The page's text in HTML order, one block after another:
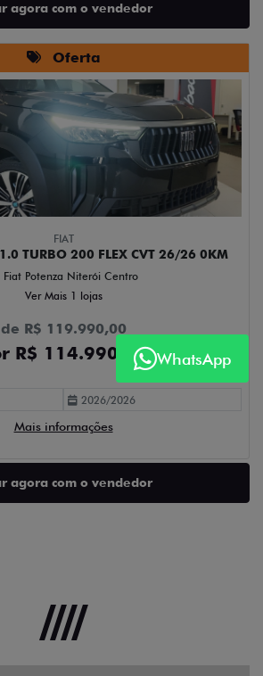
agora com o vendedor
Oferta
FIAT
TURBO 200 FLEX CVT 26/26 0KM
Fiat Potenza Niterói Centro
Ver Mais 1 lojas
de R$ 119.990,00
R$ 114.990,00
2026/2026
Mais informações
agora com o vendedor
WhatsApp